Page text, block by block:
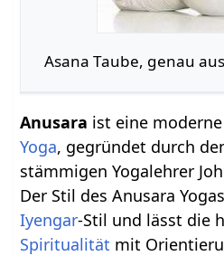
Asana Taube, genau
Anusara ist eine
Yoga, gegründet durch
stämmigen Yogalehrer
Der Stil des Anusara
Iyengar-Stil und lässt die
Spiritualität mit